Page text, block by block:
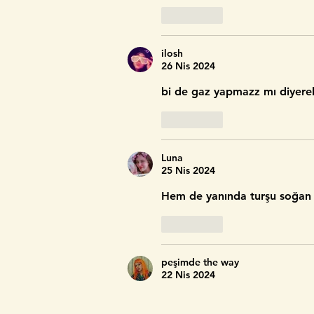
ilosh
26 Nis 2024
bi de gaz yapmazz mı
Luna
25 Nis 2024
Hem de yanında turşu
peşimde the way
22 Nis 2024